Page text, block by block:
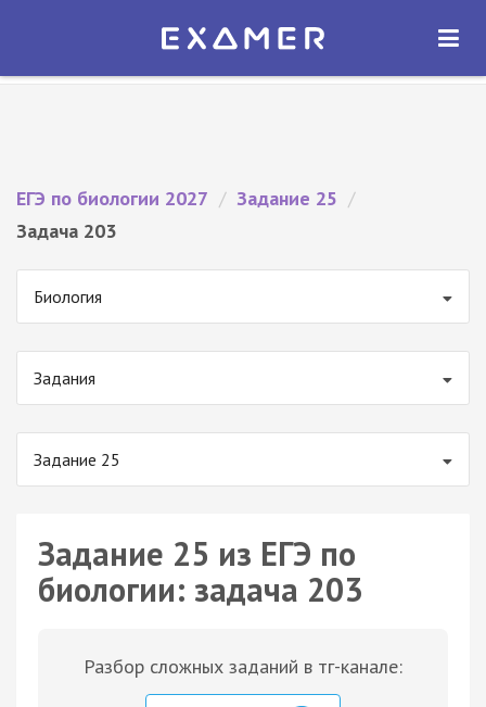
Экзамер — ЕГЭ 2027
ОТКРЫТЬ
ЕГЭ по биологии 2027 / Задание 25 /
Задача 203
Биология
Задания
Задание 25
Задание 25 из ЕГЭ по
биологии: задача 203
Разбор сложных заданий в тг-канале: